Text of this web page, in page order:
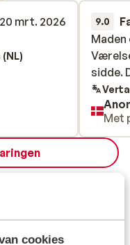
cookies
20 mrt. 2026
9.0
sidde.
sidde.
Met